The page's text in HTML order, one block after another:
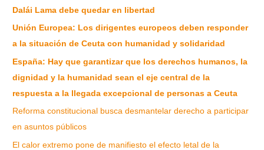
Dalái Lama debe quedar en libertad
Unión Europea: Los dirigentes europeos deben responder
a la situación de Ceuta con humanidad y solidaridad
España: Hay que garantizar que los derechos humanos, la
dignidad y la humanidad sean el eje central de la
respuesta a la llegada excepcional de personas a Ceuta
Reforma constitucional busca desmantelar derecho a participar
en asuntos públicos
El calor extremo pone de manifiesto el efecto letal de la